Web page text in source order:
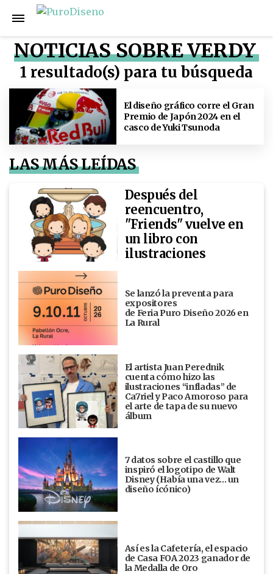
NOTICIAS SOBRE VERDY
1 resultado(s) para tu búsqueda
El diseño gráfico corre el Gran
Premio de Japón 2024 en el
casco de Yuki Tsunoda
LAS MÁS LEÍDAS
Después del
reencuentro,
"Friends" vuelve en
un libro con
ilustraciones
Se lanzó la preventa para
expositores
de Feria Puro Diseño 2026 en
La Rural
El artista Juan Perednik
cuenta cómo hizo las
ilustraciones “infladas” de
Ca7riel y Paco Amoroso para
el arte de tapa de su nuevo
álbum
7 datos sobre el castillo que
inspiró el logotipo de Walt
Disney (Había una vez... un
diseño ícónico)
Así es la Cafetería, el espacio
de Casa FOA 2023 ganador de
la Medalla de Oro